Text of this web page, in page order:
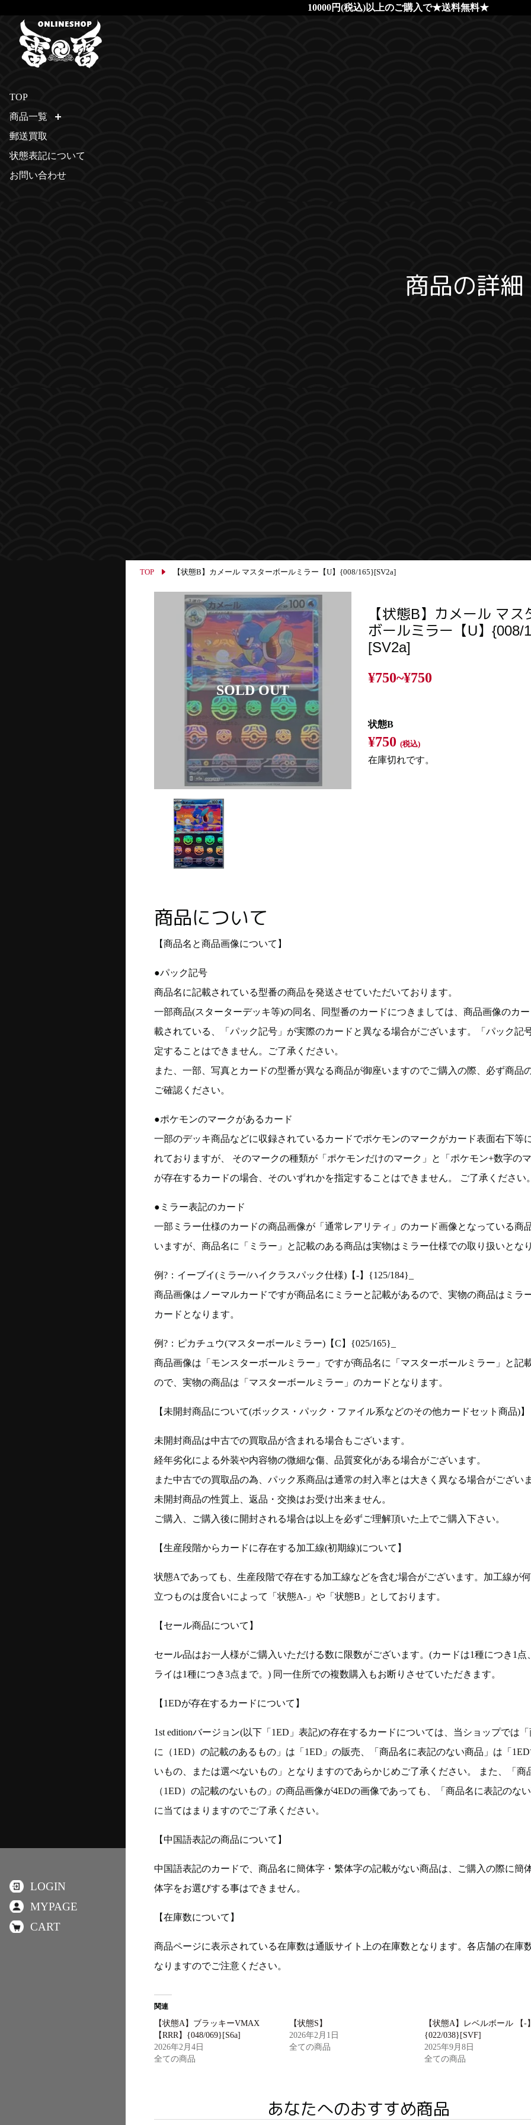
10000円(税込)以上のご購入で★送料無料★
商品の詳細
TOP 【状態B】カメール マスターボールミラー【U】{008/165}[SV2a]
【状態B】カメール マス
ボールミラー【U】{008/
[SV2a]
¥750~¥750
状態B
¥750(税込)
在庫切れです。
商品について
【商品名と商品画像について】
●パック記号
商品名に記載されている型番の商品を発送させていただいております。
一部商品(スターターデッキ等)の同名、同型番のカードにつきましては、商品画像のカ
載されている、「パック記号」が実際のカードと異なる場合がございます。「パック記
定することはできません。ご了承ください。
また、一部、写真とカードの型番が異なる商品が御座いますのでご購入の際、必ず商品
ご確認ください。
●ポケモンのマークがあるカード
一部のデッキ商品などに収録されているカードでポケモンのマークがカード表面右下等
れておりますが、 そのマークの種類が「ポケモンだけのマーク」と「ポケモン+数字のマ
が存在するカードの場合、そのいずれかを指定することはできません。 ご了承ください
●ミラー表記のカード
一部ミラー仕様のカードの商品画像が「通常レアリティ」のカード画像となっている商
いますが、商品名に「ミラー」と記載のある商品は実物はミラー仕様での取り扱いとなり
例?：イーブイ(ミラー/ハイクラスパック仕様)【-】{125/184}_
商品画像はノーマルカードですが商品名にミラーと記載があるので、実物の商品はミラ
カードとなります。
例?：ピカチュウ(マスターボールミラー)【C】{025/165}_
商品画像は「モンスターボールミラー」ですが商品名に「マスターボールミラー」と記
ので、実物の商品は「マスターボールミラー」のカードとなります。
【未開封商品について(ボックス・パック・ファイル系などのその他カードセット商品)】
未開封商品は中古での買取品が含まれる場合もございます。
経年劣化による外装や内容物の微細な傷、品質変化がある場合がございます。
また中古での買取品の為、パック系商品は通常の封入率とは大きく異なる場合がございま
未開封商品の性質上、返品・交換はお受け出来ません。
ご購入、ご購入後に開封される場合は以上を必ずご理解頂いた上でご購入下さい。
【生産段階からカードに存在する加工線(初期線)について】
状態Aであっても、生産段階で存在する加工線などを含む場合がございます。加工線が何
立つものは度合いによって「状態A-」や「状態B」としております。
【セール商品について】
セール品はお一人様がご購入いただける数に限数がございます。(カードは1種につき1点
ライは1種につき3点まで。) 同一住所での複数購入もお断りさせていただきます。
【1EDが存在するカードについて】
1st editionバージョン(以下「1ED」表記)の存在するカードについては、当ショップでは「
に（1ED）の記載のあるもの」は「1ED」の販売、「商品名に表記のない商品」は「
いもの、または選べないもの」となりますのであらかじめご了承ください。 また、「商
（1ED）の記載のないもの」の商品画像が4EDの画像であっても、「商品名に表記のない
に当てはまりますのでご了承ください。
【中国語表記の商品について】
中国語表記のカードで、商品名に簡体字・繁体字の記載がない商品は、ご購入の際に簡
体字をお選びする事はできません。
【在庫数について】
商品ページに表示されている在庫数は通販サイト上の在庫数となります。各店舗の在庫
なりますのでご注意ください。
関連
【状態A】ブラッキーVMAX
【RRR】{048/069}[S6a]
2026年2月4日
全ての商品
【状態S】
2026年2月1日
全ての商品
【状態A】レベルボール 【-】
{022/038}[SVF]
2025年9月8日
全ての商品
あなたへのおすすめ商品
TOP
商品一覧
郵送買取
状態表記について
お問い合わせ
LOGIN
MYPAGE
CART